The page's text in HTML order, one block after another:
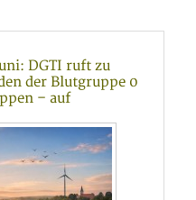
DGTI ruft zu
der Blutgruppe 0
– auf